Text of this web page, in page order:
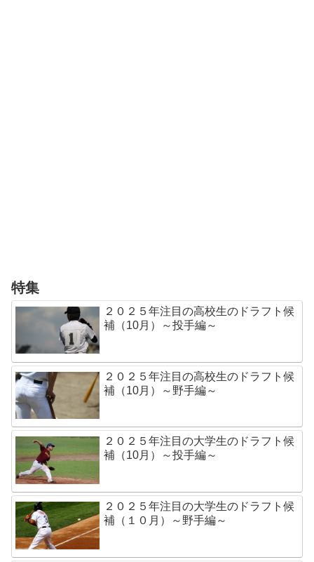
特集
２０２５年注目の高校生のドラフト候
補（10月）～投手編～
２０２５年注目の高校生のドラフト候
補（10月）～野手編～
２０２５年注目の大学生のドラフト候
補（10月）～投手編～
２０２５年注目の大学生のドラフト候
補（１０月）～野手編～